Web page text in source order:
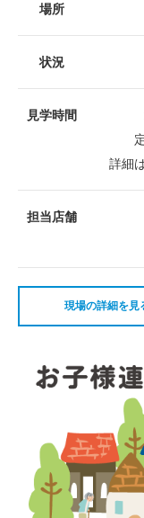
場所
状況
見学時間
詳細
担当店舗
現場の詳細を見